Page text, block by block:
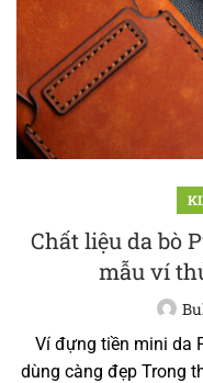
Chất liệu da bò
mẫu ví
Ví đựng tiền mini da
dùng càng đẹp Trong